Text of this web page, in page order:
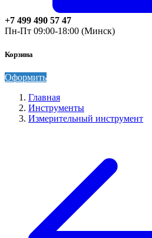
+7 499 490 57 47
Пн-Пт 09:00-18:00 (Минск)
Корзина
Оформить
Главная
Инструменты
Измерительный инструмент